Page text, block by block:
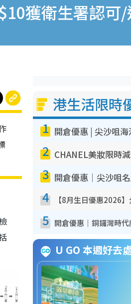
獲衛生署認可
港生活限時
1
2
3
4
5
U GO 本週好去